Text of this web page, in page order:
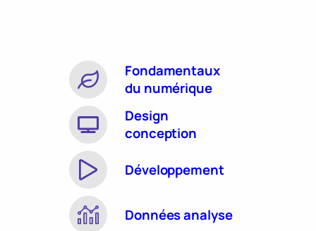
Fondamentaux
du numérique
Design
conception
Développement
Données analyse